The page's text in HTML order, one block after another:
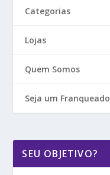
Categorias
Lojas
Quem Somos
Seja um Franqueado
SEU OBJETIVO?